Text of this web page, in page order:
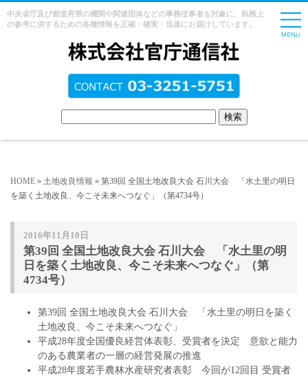
中央省庁及び都道府県の機関や関連団体などの事務従事者を対象に、執務上
の参考に供するための各種情報を正確・確実・迅速にお届けしています。
HOME » 土地改良情報 » 第39回 全国土地改良大会 石川大会 「水土里の明日
を築く土地改良、今こそ未来へつなぐ」（第4734号）
2016年11月10日
第39回 全国土地改良大会 石川大会 「水土里の明
日を築く土地改良、今こそ未来へつなぐ」（第
4734号）
第39回 全国土地改良大会 石川大会 「水土里の明日を築く
土地改良、今こそ未来へつなぐ」
平成28年度全国優良経営体表彰、受賞者を決定 意欲と能力
のある農業者の一層の経営発展の推進
平成28年度若手農林水産研究者表彰 今回が12回目 受賞者